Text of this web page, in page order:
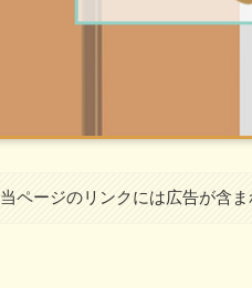
当ページのリンクには広告が含ま